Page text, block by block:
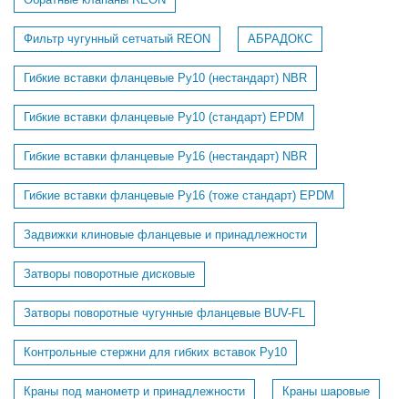
Фильтр чугунный сетчатый REON АБРАДОКС
Гибкие вставки фланцевые Ру10 (нестандарт) NBR
Гибкие вставки фланцевые Ру10 (стандарт) EPDM
Гибкие вставки фланцевые Ру16 (нестандарт) NBR
Гибкие вставки фланцевые Ру16 (тоже стандарт) EPDM
Задвижки клиновые фланцевые и принадлежности
Затворы поворотные дисковые
Затворы поворотные чугунные фланцевые BUV-FL
Контрольные стержни для гибких вставок Ру10
Краны под манометр и принадлежности Краны шаровые